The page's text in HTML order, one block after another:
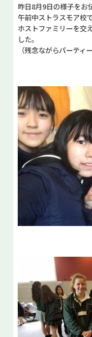
昨日8月9日の様子をお
午前中ストラスモア校
ホストファミリーを交
した。
（残念ながらパーティ